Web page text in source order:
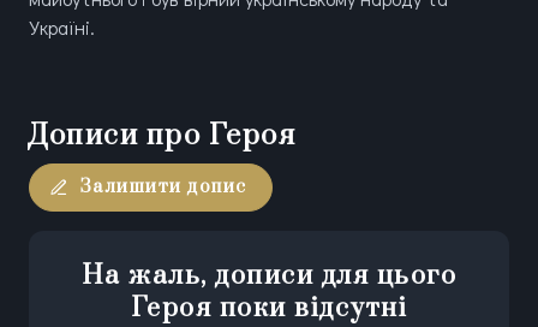
Україні.
Дописи про Героя
Залишити допис
На жаль, дописи для цього
Героя поки відсутні